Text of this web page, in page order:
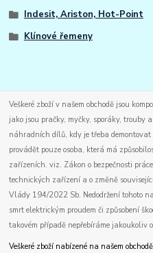
Indesit, Ariston, Hot-Point
Klínové řemeny
Veškeré zboží v našem obchodě jsou
jako jsou pračky, myčky, sporáky, trouby
náhradních dílů, kdy je třeba
provádět pouze osoba, která má
zařízeních. viz. Zákon o bezpečnosti
technických zařízení a o změně
Vlády 194/2022 Sb. Nedodržení tohoto
smrt elektrickým proudem či způsobení
takovém případě nepřebíráme jakoukoliv
Veškeré zboží nabízené na našem